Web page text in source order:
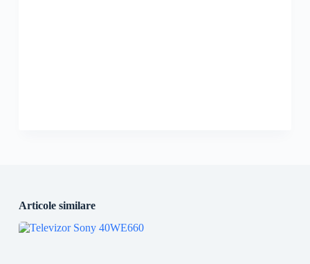
Articole similare